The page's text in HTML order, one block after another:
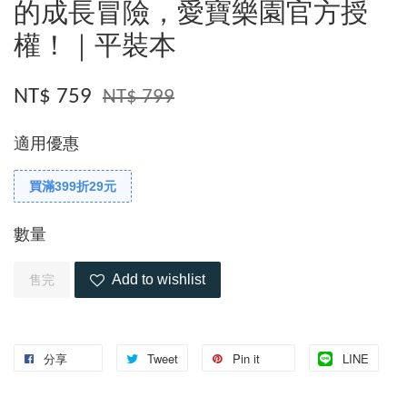
的成長冒險，愛寶樂園官方授
權！｜平裝本
NT$ 759 NT$ 799
適用優惠
買滿399折29元
數量
售完 Add to wishlist
分享 Tweet Pin it LINE